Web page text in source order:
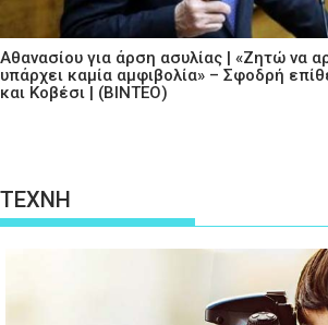
Αθανασίου για άρση ασυλίας | «Ζητώ να
υπάρχει καμία αμφιβολία» – Σφοδρή
και Κοβέσι | (ΒΙΝΤΕΟ)
ΤΕΧΝΗ